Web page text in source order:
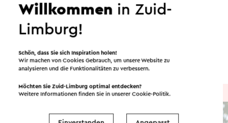
Radfahren Mountainbike
Radsport
Radtour
Willkommen in Zuid-
Limburg!
Schön, dass Sie sich Inspiration holen!
Wir machen von Cookies Gebrauch, um unsere Website zu
analysieren und die Funktionalitäten zu verbessern.
Möchten Sie Zuid-Limburg optimal entdecken?
Weitere Informationen finden Sie in unsererCookie-Politik.